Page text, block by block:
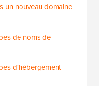
un nouveau domaine
de noms de
d'hébergement